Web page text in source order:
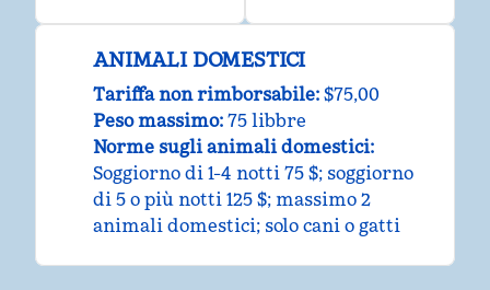
ANIMALI DOMESTICI
Tariffa non rimborsabile: $75,00
Peso massimo: 75 libbre
Norme sugli animali domestici:
Soggiorno di 1-4 notti 75 $; soggiorno
di 5 o più notti 125 $; massimo 2
animali domestici; solo cani o gatti